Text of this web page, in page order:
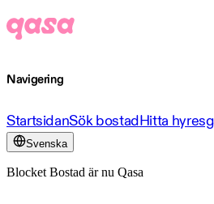
Navigering
StartsidanSök bostadHitta
Svenska
Blocket Bostad är nu Qasa